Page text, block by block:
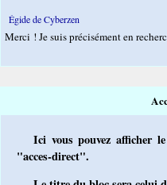
Égide de Cyberzen
Merci ! Je suis précisément en
Ici vous pouvez afficher
"acces-direct".